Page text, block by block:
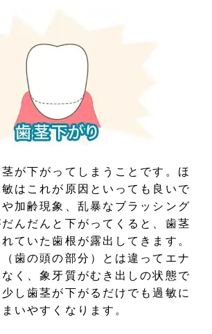
が下がってしまうことです。ほ
はこれが原因といっても良いで
加齢現象、乱暴なブラッシング
んだんと下がってくると、歯茎
ていた歯根が露出してきます。
歯の頭の部分）とは違ってエナ
く、象牙質がむき出しの状態で
し歯茎が下がるだけでも過敏に
いやすくなります。